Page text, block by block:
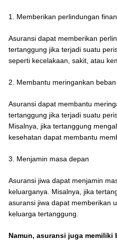
1. Memberikan perlindungan
Asuransi dapat memberikan
tertanggung jika terjadi suatu
seperti kecelakaan, sakit, atau
2. Membantu meringankan
Asuransi dapat membantu
tertanggung jika terjadi suatu
Misalnya, jika tertanggung
kesehatan dapat membantu
3. Menjamin masa depan
Asuransi jiwa dapat menjamin
keluarganya. Misalnya, jika
asuransi jiwa dapat memberikan
keluarga tertanggung.
Namun, asuransi juga memiliki